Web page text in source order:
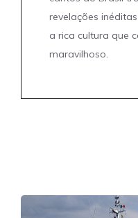
revelações
a rica cultura que
maravilhoso.